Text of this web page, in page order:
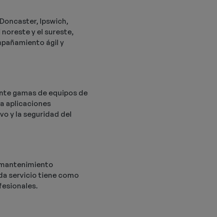
Ipswich,
y el sureste,
ágil y
gamas de equipos de
aplicaciones
y la seguridad del
servicio tiene como